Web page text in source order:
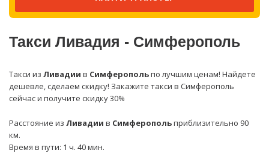
Такси Ливадия - Симферополь
Такси из Ливадии в Симферопольпо лучшим ценам! Найдете
дешевле, сделаем скидку! Закажите такси в Симферополь
сейчас и получите скидку 30%
Расстояние из Ливадии в Симферопольприблизительно 90
км.
Время в пути: 1 ч. 40 мин.